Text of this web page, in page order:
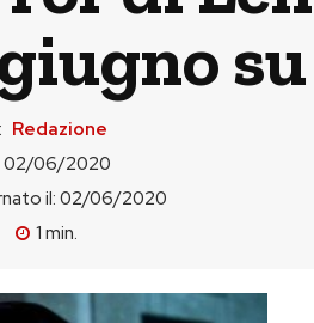
Redazione
02/06/2020
il:02/06/2020
1 min.